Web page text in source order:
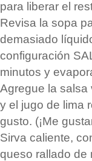
para liberar el
Revisa la sopa
demasiado
configuración
minutos y
Agregue la salsa
y el jugo de lima
gusto. (¡Me
Sirva caliente,
queso rallado de